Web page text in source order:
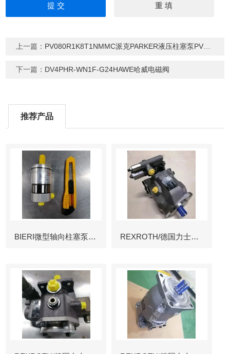
上一篇： PV080R1K8T1NMMC派克PARKER液压柱塞泵PV系列
下一篇： DV4PHR-WN1F-G24HAWE哈威电磁阀
推荐产品
BIERI微型轴向柱塞泵AKP REXROTH/德国力士乐叶片泵